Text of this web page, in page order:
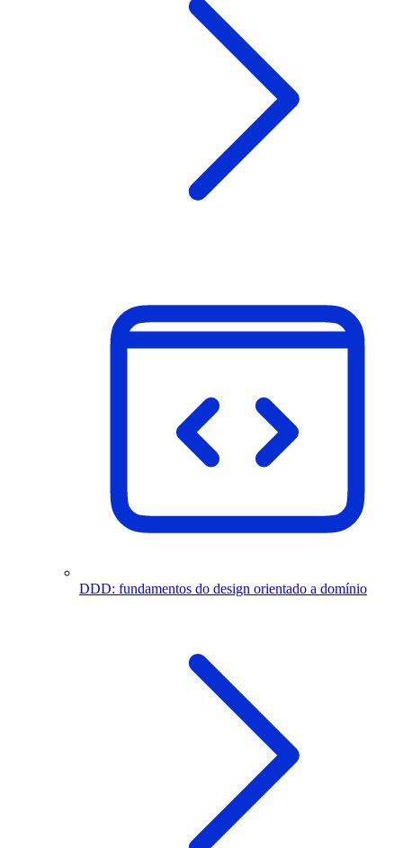
DDD: fundamentos do design orientado a domínio